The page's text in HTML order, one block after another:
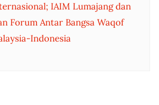
IAIM Lumajang dan
Forum Antar Bangsa Waqof
Indonesia